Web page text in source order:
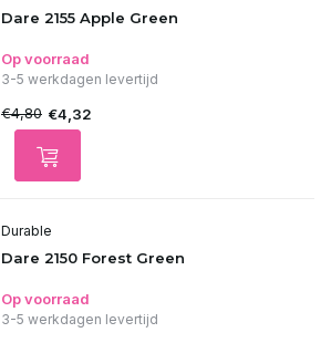
Dare 2155 Apple Green
Op voorraad
3-5 werkdagen levertijd
€4,80 €4,32
Durable
Dare 2150 Forest Green
Op voorraad
3-5 werkdagen levertijd